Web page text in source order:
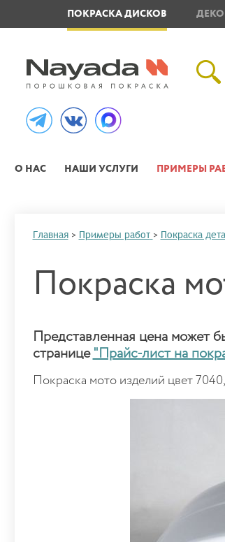
ПОКРАСКА ДИСКОВ
О НАС НАШИ УСЛУГИ ПРИМЕРЫ
Главная > Примеры работ > Покраска
Покраска
Представленная цена может
странице "Прайс-лист на
Покраска мото изделий цвет